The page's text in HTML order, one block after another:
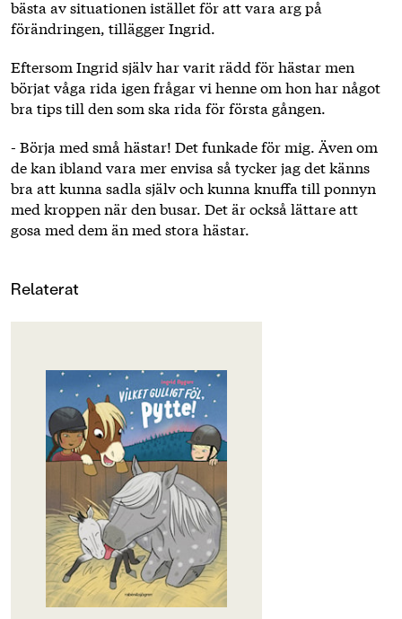
bästa av situationen istället för att vara arg på
förändringen, tillägger Ingrid.
Eftersom Ingrid själv har varit rädd för hästar men
börjat våga rida igen frågar vi henne om hon har något
bra tips till den som ska rida för första gången.
- Börja med små hästar! Det funkade för mig. Även om
de kan ibland vara mer envisa så tycker jag det känns
bra att kunna sadla själv och kunna knuffa till ponnyn
med kroppen när den busar. Det är också lättare att
gosa med dem än med stora hästar.
Relaterat
OM BOKEN
Det är natt och allt är stilla och
lugnt i stallet Granbacken. Men
något håller på att hända. Det är
Jumper som ska få ett föl!
Shetlandsponnyn Pytte och alla
hans kompisar är tillbaka, och den
här gången med nytillskottet Jolly.
Jolly är världens gulligaste föl, och
alla vill gosa och leka med henne.
Men snart upptäcker Pytte att föl
kan vara ganska jobbiga också.
Särskilt när de förstör i hagen och